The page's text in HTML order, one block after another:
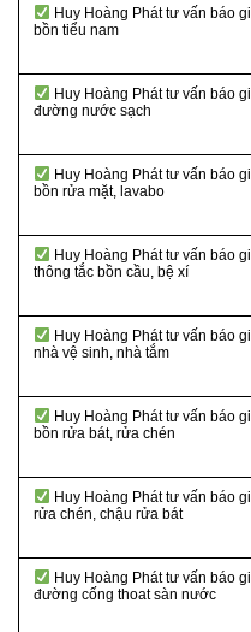
Huy Hoàng Phát tư vấn báo
bồn tiểu nam
Huy Hoàng Phát tư vấn báo
đường nước sạch
Huy Hoàng Phát tư vấn báo
bồn rửa mặt, lavabo
Huy Hoàng Phát tư vấn báo
thông tắc bồn cầu, bệ xí
Huy Hoàng Phát tư vấn báo
nhà vệ sinh, nhà tắm
Huy Hoàng Phát tư vấn báo
bồn rửa bát, rửa chén
Huy Hoàng Phát tư vấn báo
rửa chén, chậu rửa bát
Huy Hoàng Phát tư vấn báo
đường cống thoat sàn nước